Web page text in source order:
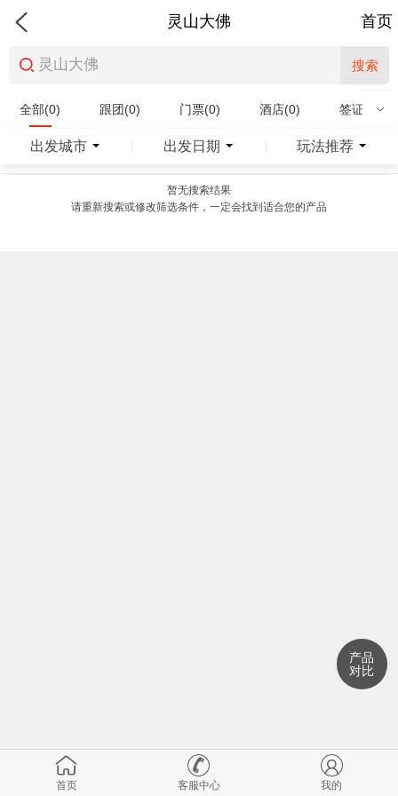
灵山大佛 首页
搜索
全部(0) 跟团(0) 门票(0) 酒店(0) 签证(0)
特产商品(0)
出发城市 出发日期 玩法推荐
暂无搜索结果
请重新搜索或修改筛选条件，一定会找到适合您的产品
产品
对比
首页 客服中心 我的